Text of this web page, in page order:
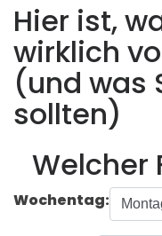
Hier ist,
wirklich
(und was
sollten)
Welcher
Wochentag: